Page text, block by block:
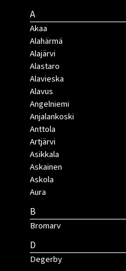
A
Akaa
Alahärmä
Alajärvi
Alastaro
Alavieska
Alavus
Angelniemi
Anjalankoski
Anttola
Artjärvi
Asikkala
Askainen
Askola
Aura
B
Bromarv
D
Degerby